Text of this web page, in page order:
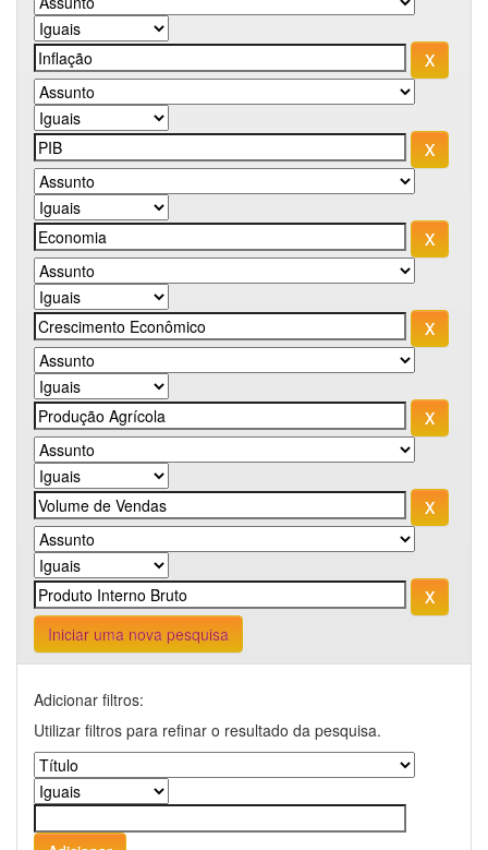
Iniciar uma nova pesquisa
Adicionar filtros:
Utilizar filtros para refinar o resultado da pesquisa.